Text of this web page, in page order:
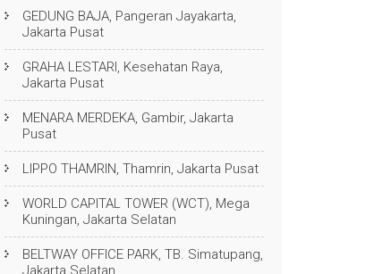
GEDUNG BAJA, Pangeran Jayakarta,
Jakarta Pusat
GRAHA LESTARI, Kesehatan Raya,
Jakarta Pusat
MENARA MERDEKA, Gambir, Jakarta
Pusat
LIPPO THAMRIN, Thamrin, Jakarta Pusat
WORLD CAPITAL TOWER (WCT), Mega
Kuningan, Jakarta Selatan
BELTWAY OFFICE PARK, TB. Simatupang,
Jakarta Selatan